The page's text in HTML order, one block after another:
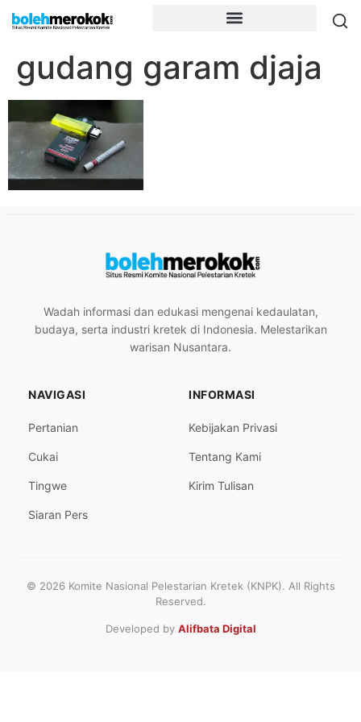
gudang garam djaja
Wadah informasi dan edukasi mengenai kedaulatan,
budaya, serta industri kretek di Indonesia. Melestarikan
warisan Nusantara.
NAVIGASI
Pertanian
Cukai
Tingwe
Siaran Pers
INFORMASI
Kebijakan Privasi
Tentang Kami
Kirim Tulisan
© 2026 Komite Nasional Pelestarian Kretek (KNPK). All Rights
Reserved.
Developed by Alifbata Digital